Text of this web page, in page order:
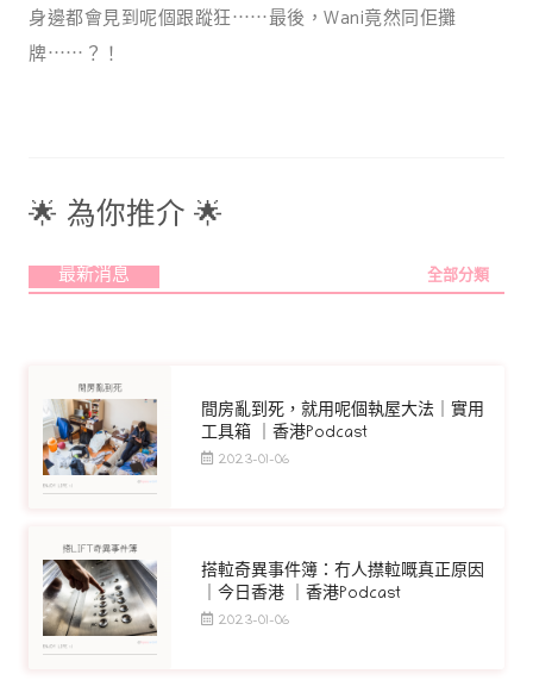
身邊都會見到呢個跟蹤狂⋯⋯最後，Wani竟然同佢攤
牌⋯⋯？！
🌟 為你推介 🌟
最新消息 全部分類
間房亂到死，就用呢個執屋大法｜實用
工具箱 ｜香港Podcast
2023-01-06
搭𨋢奇異事件簿：冇人㩒𨋢嘅真正原因
｜今日香港 ｜香港Podcast
2023-01-06